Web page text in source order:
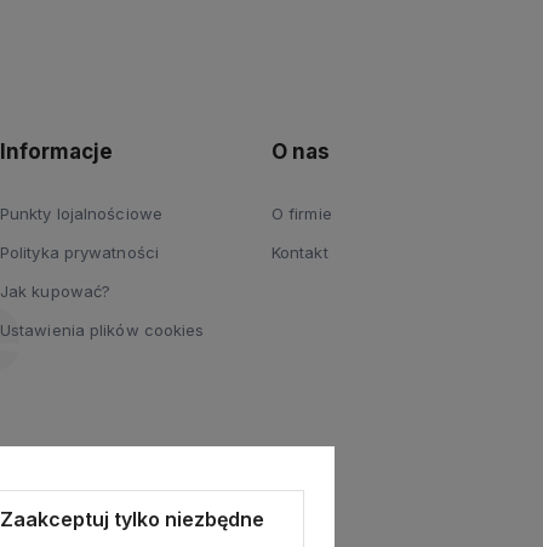
Informacje
Punkty lojalnościowe
Polityka prywatności
Jak kupować?
Ustawienia plików cookies
O nas
O firmie
Kontakt
Zaakceptuj tylko niezbędne